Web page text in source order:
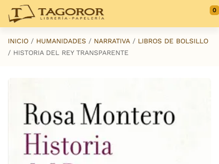
Saltar al contenido principal
0
INICIO HUMANIDADES NARRATIVA
LIBROS DE BOLSILLO
HISTORIA DEL REY TRANSPARENTE